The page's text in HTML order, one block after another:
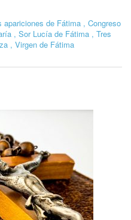
apariciones de Fátima , Congreso
, Sor Lucía de Fátima , Tres
, Virgen de Fátima